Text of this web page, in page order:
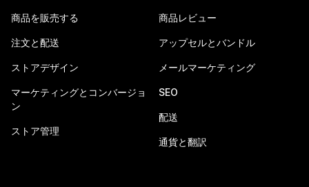
商品を販売する
注文と配送
ストアデザイン
マーケティングとコンバージョ
ン
ストア管理
商品レビュー
アップセルとバンドル
メールマーケティング
SEO
配送
通貨と翻訳